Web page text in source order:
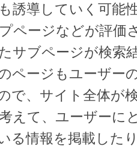
誘導していく可能
ページなどが評価
サブページが検索
ページもユーザー
で、サイト全体が
えて、ユーザーに
る情報を掲載した